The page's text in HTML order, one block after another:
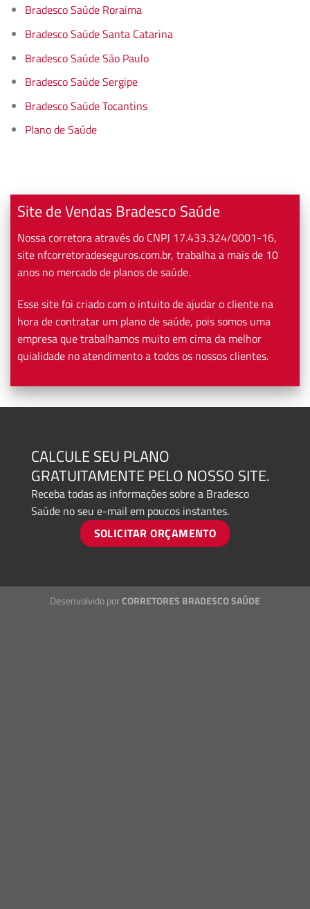
Bradesco Saúde Roraima
Bradesco Saúde Santa Catarina
Bradesco Saúde São Paulo
Bradesco Saúde Sergipe
Bradesco Saúde Tocantins
Plano de Saúde
Site de Vendas Bradesco Saúde
Nossa corretora através do CNPJ 17.433.324/0001-16,
site nfcorretoradeseguros.com.br, trabalha a mais de 10
anos no mercado de planos de saúde.
Esse site foi criado com o intuito de ajudar o cliente na
hora de contratar um plano de saúde, pois somos uma
empresa que trabalhamos muito em cima da melhor
quialidade no atendimento a todos os nossos clientes.
CALCULE SEU PLANO
GRATUITAMENTE PELO NOSSO SITE.
Receba todas as informações sobre a Bradesco
Saúde no seu e-mail em poucos instantes.
SOLICITAR ORÇAMENTO
Desenvolvido porCORRETORES BRADESCO SAÚDE